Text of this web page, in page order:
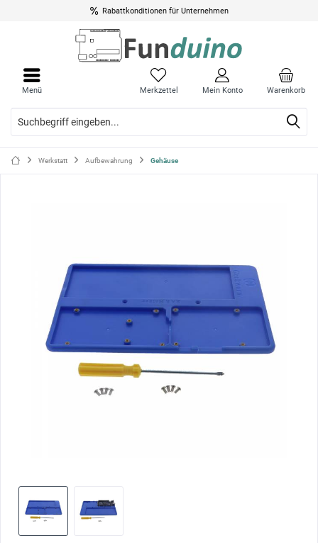
Rabattkonditionen für Unternehmen
Warenkorb
Merkzettel Mein Konto
Menü
Werkstatt Aufbewahrung Gehäuse